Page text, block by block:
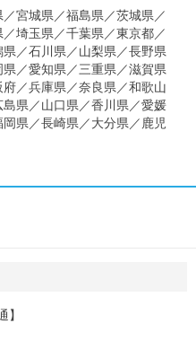
宮城県／福島県／茨城県／
埼玉県／千葉県／東京都／
／石川県／山梨県／長野県
県／愛知県／三重県／滋賀県
府／兵庫県／奈良県／和歌山
島県／山口県／香川県／愛媛
県／長崎県／大分県／鹿児
】